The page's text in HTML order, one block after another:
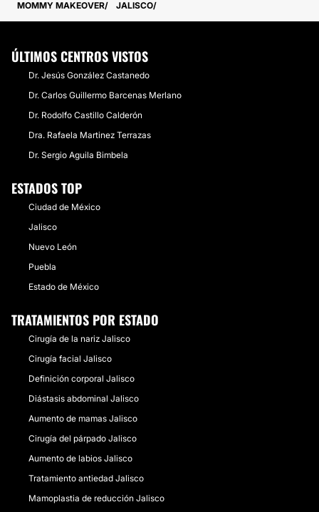
MOMMY MAKEOVER
JALISCO
ÚLTIMOS CENTROS VISTOS
Dr. Jesús González Castanedo
Dr. Carlos Guillermo Barcenas Merlano
Dr. Rodolfo Castillo Calderón
Dra. Rafaela Martinez Terrazas
Dr. Sergio Aguila Bimbela
ESTADOS TOP
Ciudad de México
Jalisco
Nuevo León
Puebla
Estado de México
TRATAMIENTOS POR ESTADO
Cirugía de la nariz Jalisco
Cirugía facial Jalisco
Definición corporal Jalisco
Diástasis abdominal Jalisco
Aumento de mamas Jalisco
Cirugía del párpado Jalisco
Aumento de labios Jalisco
Tratamiento antiedad Jalisco
Mamoplastia de reducción Jalisco